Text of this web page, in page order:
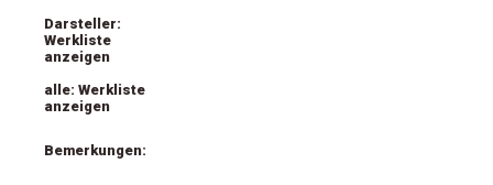
Darsteller:
Werkliste
anzeigen
alle: Werkliste
anzeigen
Bemerkungen: